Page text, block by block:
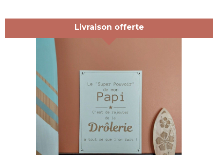
Livraison offerte